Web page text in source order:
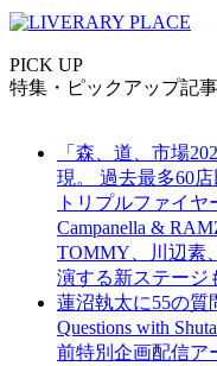
PICK UP
特集・ピックアップ記事
「森、道、市場
現。 過去最多60
トリプルファイヤ
Campanella &
TOMMY、川辺素
演する新ステージ
蓮沼執太に55の質
Questions with
前特別企画配信ア